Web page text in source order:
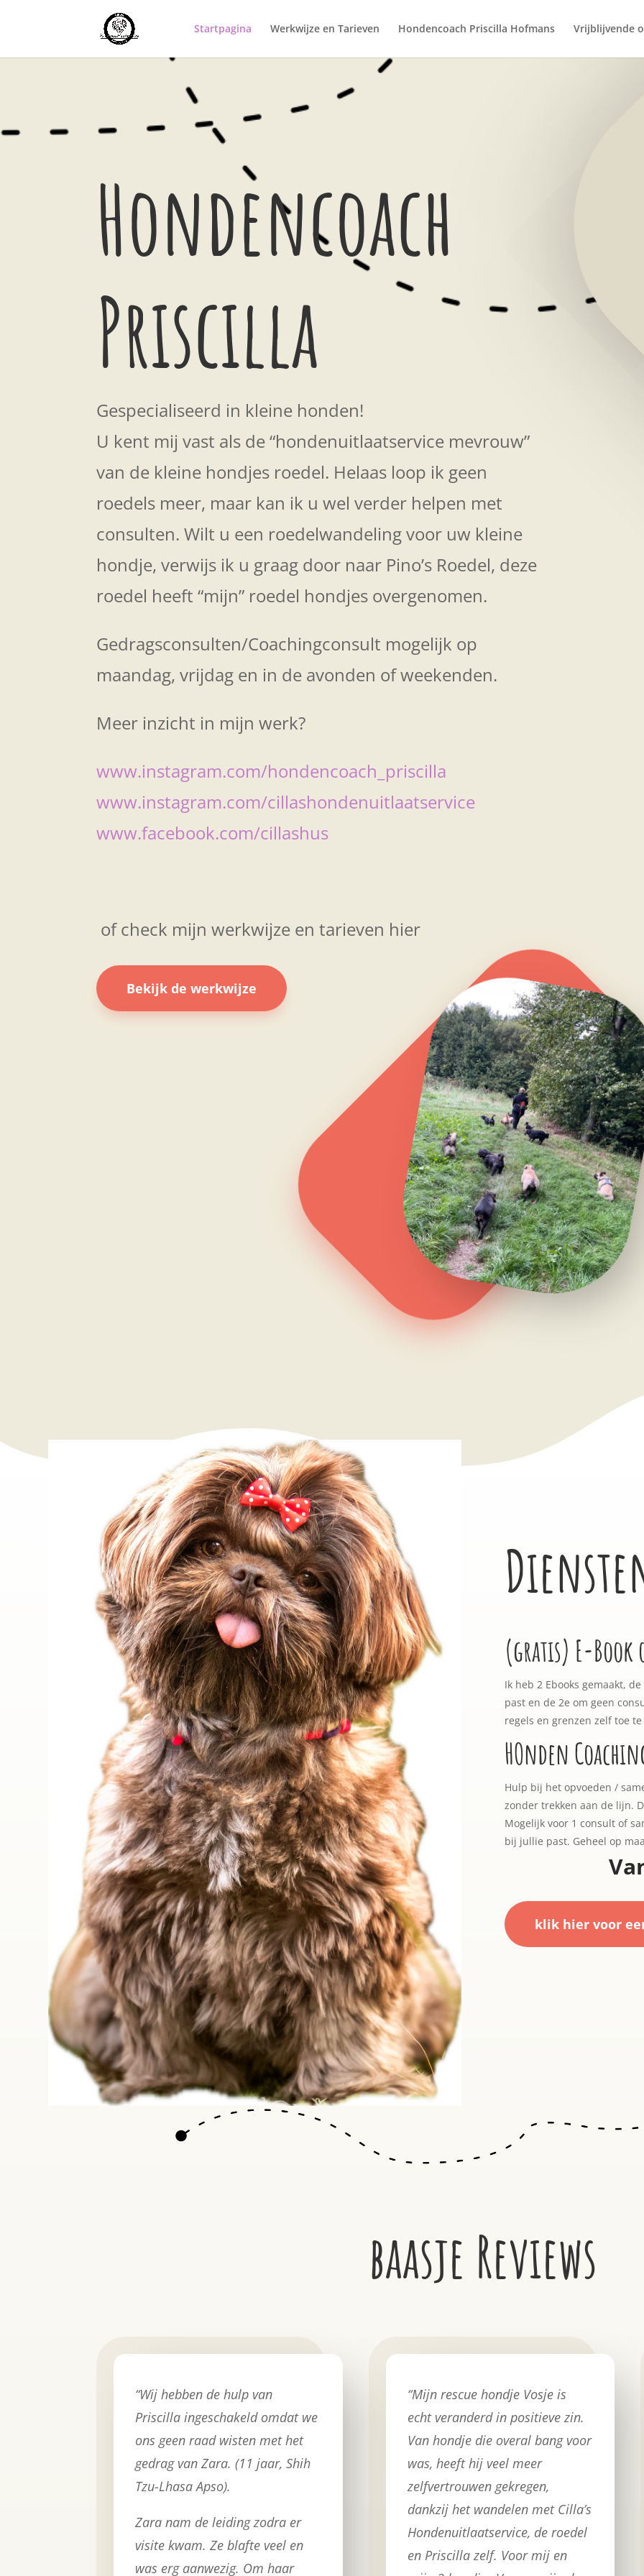
Startpagina Werkwijze en Tarieven Hondencoach Priscilla Hofmans Vrijblijvende
Hondencoach
Priscilla
Gespecialiseerd in kleine honden!
U kent mij vast als de “hondenuitlaatservice mevrouw”
van de kleine hondjes roedel. Helaas loop ik geen
roedels meer, maar kan ik u wel verder helpen met
consulten. Wilt u een roedelwandeling voor uw kleine
hondje, verwijs ik u graag door naar Pino’s Roedel, deze
roedel heeft “mijn” roedel hondjes overgenomen.
Gedragsconsulten/Coachingconsult mogelijk op
maandag, vrijdag en in de avonden of weekenden.
Meer inzicht in mijn werk?
www.instagram.com/hondencoach_priscilla
www.instagram.com/cillashondenuitlaatservice
www.facebook.com/cillashus
of check mijn werkwijze en tarieven hier
Bekijk de werkwijze
(gratis) E-Book
Ik heb 2 Ebooks gemaakt,
past en de 2e om geen
regels en grenzen zelf toe
HOnden
Hulp bij het opvoeden /
zonder trekken aan de lijn.
Mogelijk voor 1 consult of
bij jullie past. Geheel op
klik hier voor
baasje Reviews
“Wij hebben de hulp van
Priscilla ingeschakeld omdat we
ons geen raad wisten met het
gedrag van Zara. (11 jaar, Shih
Tzu-Lhasa Apso).
Zara nam de leiding zodra er
visite kwam. Ze blafte veel en
was erg aanwezig. Om haar
“Mijn rescue hondje Vosje is
echt veranderd in positieve zin.
Van hondje die overal bang voor
was, heeft hij veel meer
zelfvertrouwen gekregen,
dankzij het wandelen met Cilla’s
Hondenuitlaatservice, de roedel
en Priscilla zelf. Voor mij en